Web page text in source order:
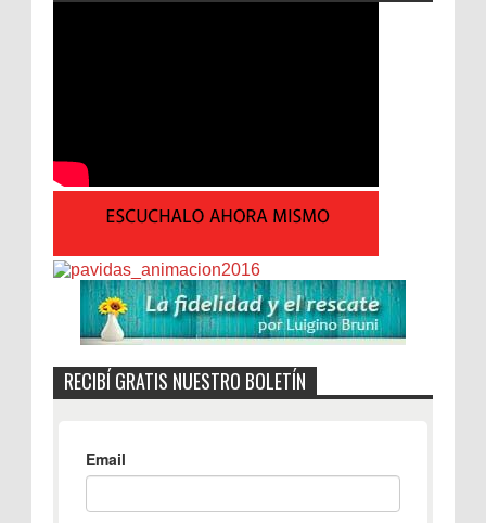
RECIBÍ GRATIS NUESTRO BOLETÍN